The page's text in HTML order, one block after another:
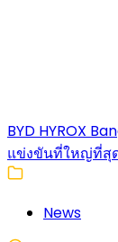
BYD HYROX
แข่งขันที่ใหญ่ที่สุ
News